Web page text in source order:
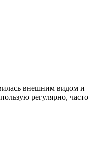
внешним видом и
регулярно, часто